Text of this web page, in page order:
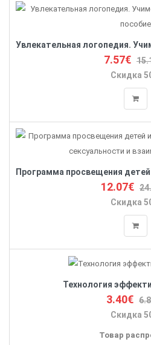
7.57€
Скидка
12.07€
Скидка
Технология
3.40€
Скидка
Товар